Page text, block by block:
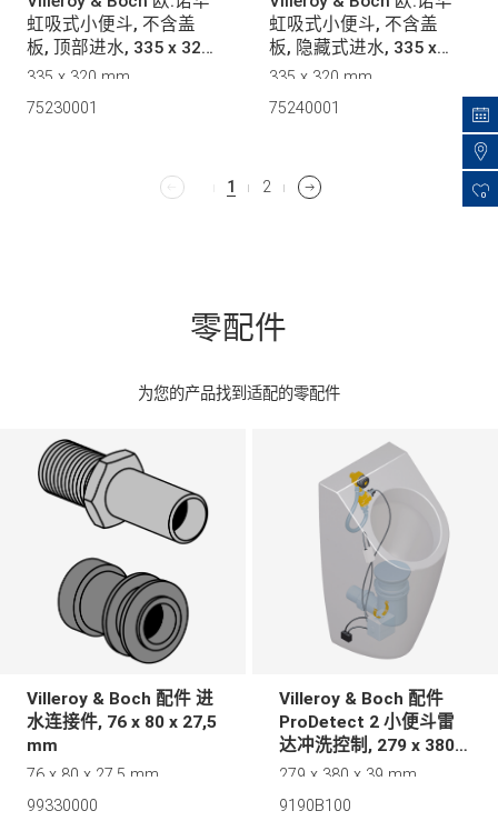
0
虹吸式小便斗, 不含盖
板, 顶部进水, 335 x 320
mm, 白色
335 x 320 mm
75230001
虹吸式小便斗, 不含盖
板, 隐藏式进水, 335 x
320 mm, 白色
335 x 320 mm
75240001
1 2
零配件
为您的产品找到适配的零配件
Villeroy & Boch 配件 进
水连接件, 76 x 80 x 27,5
mm
76 x 80 x 27,5 mm
99330000
Villeroy & Boch 配件
ProDetect 2 小便斗雷
达冲洗控制, 279 x 380 x
39 mm
279 x 380 x 39 mm
9190B100